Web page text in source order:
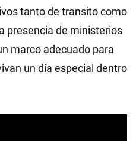
tanto de transito como
presencia de ministerios
marco adecuado para
un día especial dentro